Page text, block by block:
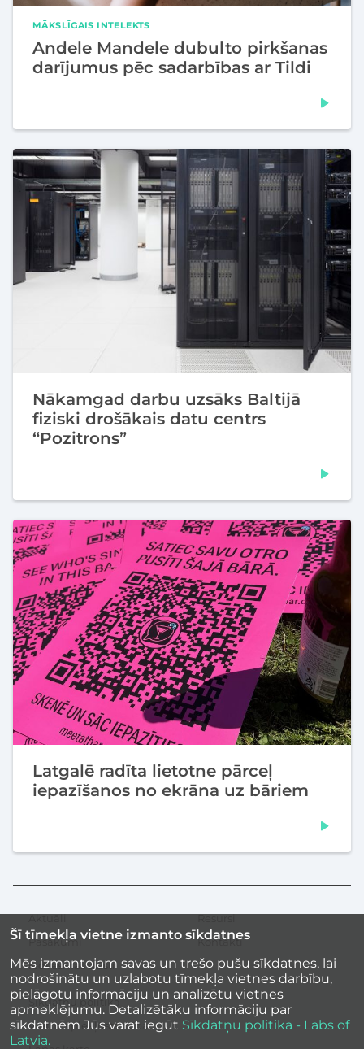
MĀKSLĪGAIS INTELEKTS
Andele Mandele dubulto pirkšanas
darījumus pēc sadarbības ar Tildi
Nākamgad darbu uzsāks Baltijā
fiziski drošākais datu centrs
“Pozitrons”
Latgalē radīta lietotne pārceļ
iepazīšanos no ekrāna uz bāriem
Šī tīmekļa vietne izmanto sīkdatnes
Mēs izmantojam savas un trešo pušu sīkdatnes, lai
nodrošinātu un uzlabotu tīmekļa vietnes darbību,
pielāgotu informāciju un analizētu vietnes
apmeklējumu. Detalizētāku informāciju par
sīkdatnēm Jūs varat iegūt Sīkdatņu politika - Labs of
Latvia.
Sekundārā
izvēlne
Aktuāli
Pasākumi
Iedvesmas stāsti
Resursi
Kontakti
Sīkdatņu politika
Vietnes piekļūstamība